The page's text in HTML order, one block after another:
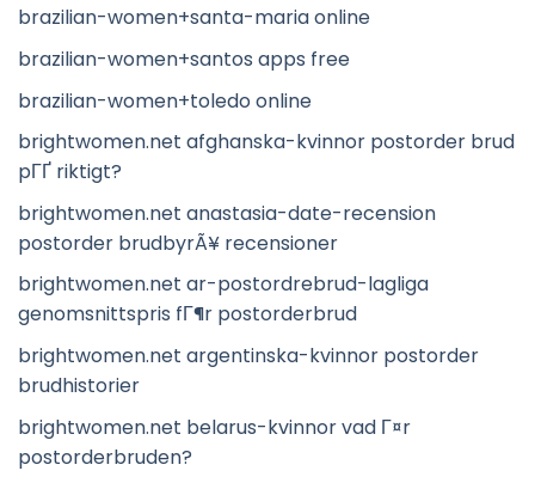
brazilian-women+santa-maria online
brazilian-women+santos apps free
brazilian-women+toledo online
brightwomen.net afghanska-kvinnor postorder brud
pГҐ riktigt?
brightwomen.net anastasia-date-recension
postorder brudbyrÃ¥ recensioner
brightwomen.net ar-postordrebrud-lagliga
genomsnittspris fГ¶r postorderbrud
brightwomen.net argentinska-kvinnor postorder
brudhistorier
brightwomen.net belarus-kvinnor vad Г¤r
postorderbruden?